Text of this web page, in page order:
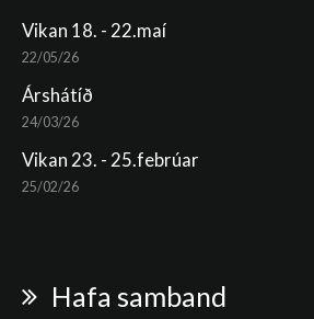
Vikan 18. - 22.maí
22/05/26
Árshátíð
24/03/26
Vikan 23. - 25.febrúar
25/02/26
Hafa samband